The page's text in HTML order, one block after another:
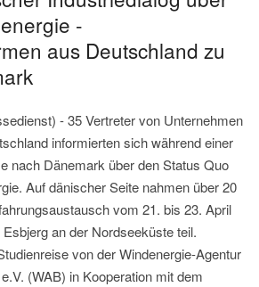
-
aus Deutschland zu
- 35 Vertreter von Unternehmen
informierten sich während einer
nach Dänemark über den Status Quo
Auf dänischer Seite nahmen über 20
vom 21. bis 23. April
an der Nordseeküste teil.
von der Windenergie-Agentur
(WAB) in Kooperation mit dem